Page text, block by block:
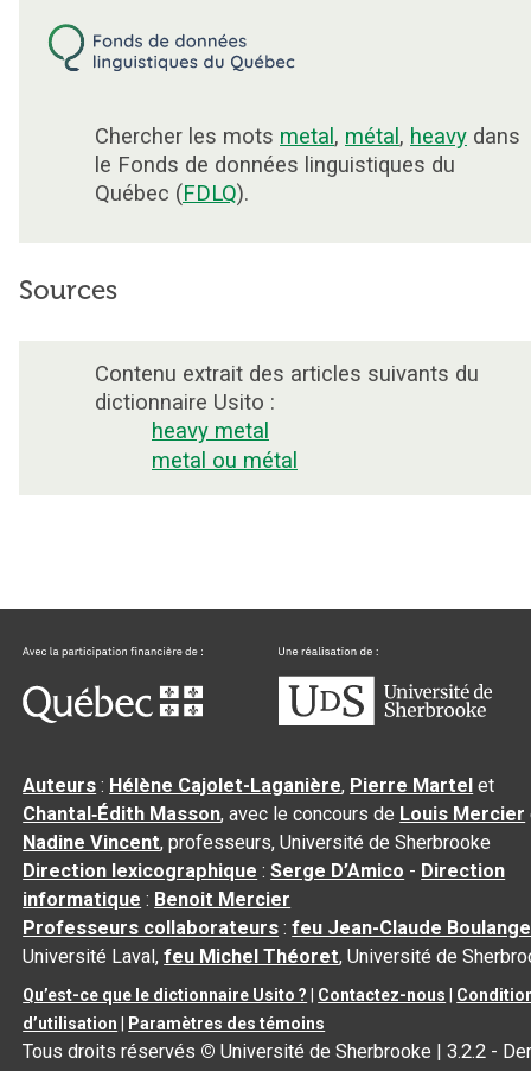
Chercher les mots metal , métal , heavy dans
le Fonds de données linguistiques du
Québec (FDLQ).
Sources
Contenu extrait des articles suivants du
dictionnaire Usito :
heavy metal
metal ou métal
Auteurs : Hélène Cajolet-Laganière, Pierre Martel et
Chantal‑Édith Masson, avec le concours de Louis Mercier
Nadine Vincent, professeurs, Université de Sherbrooke
Direction lexicographique :Serge D’Amico - Direction
informatique : Benoit Mercier
Professeurs collaborateurs :feu Jean-Claude
Université Laval,feu Michel Théoret, Université de
Qu’est-ce que le dictionnaire Usito ? Contactez-nous
d’utilisation
Paramètres des témoins
Tous droits réservés © Université de Sherbrooke |3.2.2 -